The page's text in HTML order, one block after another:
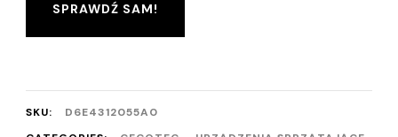
SPRAWDŹ SAM!
SKU:
D6E4312055A0